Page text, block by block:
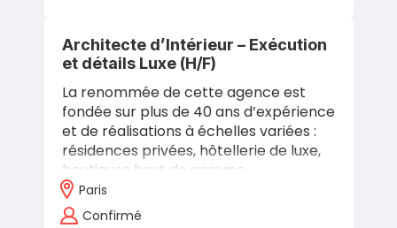
Architecte d’Intérieur – Exécution
et détails Luxe (H/F)
La renommée de cette agence est
fondée sur plus de 40 ans d’expérience
et de réalisations à échelles variées :
résidences privées, hôtellerie de luxe,
boutiques haut de gamme,
scénographies… Elle a su s’imposer en
France…
Paris
Confirmé